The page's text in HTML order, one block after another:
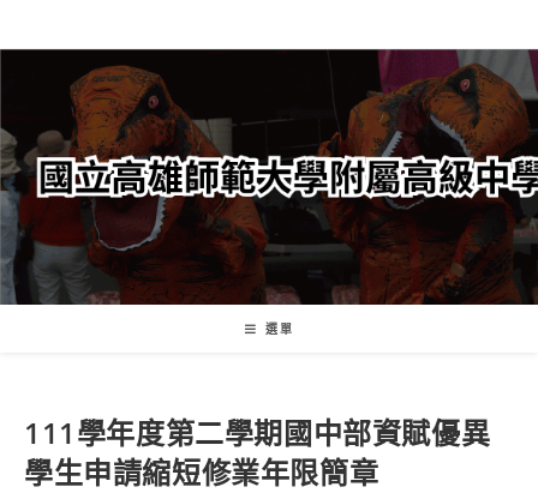
轉
要
內
容
選單
111學年度第二學期國中部資賦優異
學生申請縮短修業年限簡章